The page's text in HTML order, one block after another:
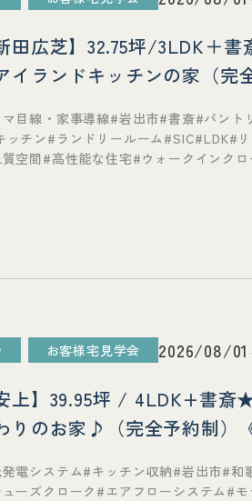
田広芝】32.75坪/3LDK＋
イランドキッチンの家（完
マ目線・家事導線 岩出市 書斎 パント
ッチン
ランドリールーム SIC LDK
空間 高性能な住宅 ウォークインク
お客様宅見学会 2026/08/
安上】39.95坪 / 4LDK+書
りのお家♪（完全予約制）
電システム キッチン収納 岩出市 和
ューズクローク エアフローシステム